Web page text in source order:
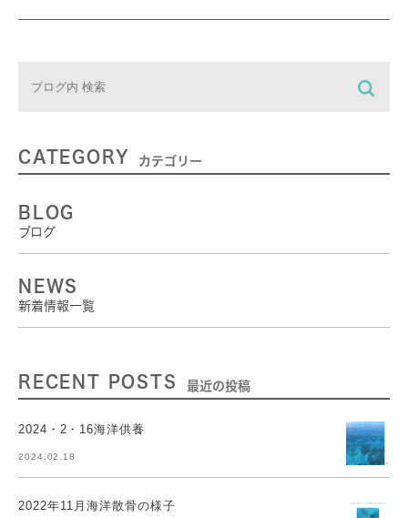
CATEGORY カテゴリー
BLOG
ブログ
NEWS
新着情報一覧
RECENT POSTS 最近の投稿
2024・2・16海洋供養
2024.02.18
2022年11月海洋散骨の様子